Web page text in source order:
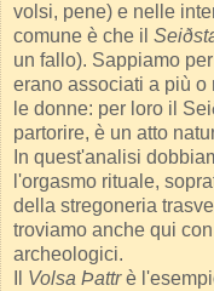
volsi, pene) e nelle
comune è che il
un fallo). Sappiamo
erano associati a più o
le donne: per loro il
partorire, è un atto
In quest'analisi
l'orgasmo rituale,
della stregoneria
troviamo anche qui
archeologici.
Volsa Þattrè